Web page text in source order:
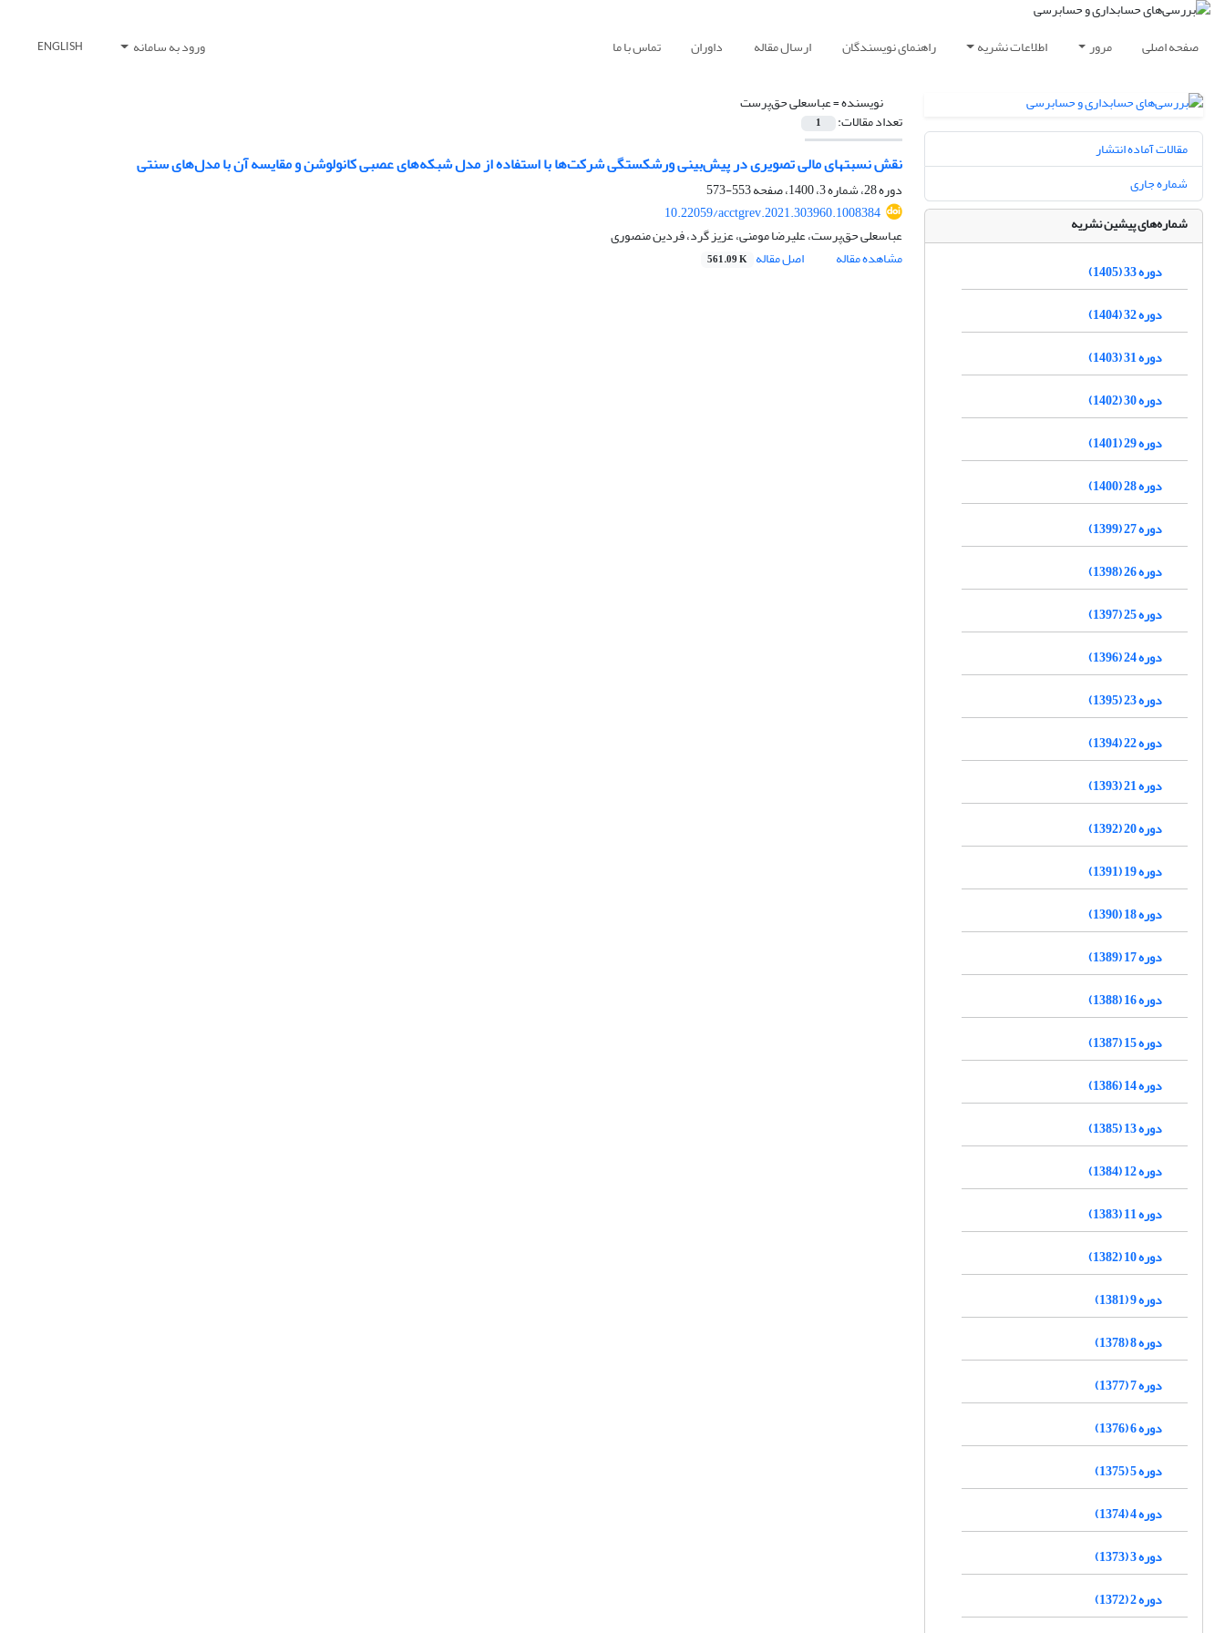
صفحه اصلی مرور اطلاعات نشریه راهنمای نویسندگان ارسال مقاله داوران تماس با ما ورود به سامانه ENGLISH
نویسنده =عباسعلی حق‌پرست
تعداد مقالات: 1
نقش نسبت‎های مالی تصویری در پیش‌بینی ورشکستگی شرکت‌ها با استفاده از مدل شبکه‌های عصبی کانولوشن و مقایسه آن با مدل‌های سنتی
دوره 28، شماره 3، 1400، صفحه
553-573
10.22059/acctgrev.2021.303960.1008384
عباسعلی حق‌پرست، علیرضا مومنی، عزیز گرد، فردین منصوری
مشاهده مقاله
اصل مقاله 561.09 K
مقالات آماده انتشار
شماره جاری
شماره‌های پیشین نشریه
دوره 33 (1405)
دوره 32 (1404)
دوره 31 (1403)
دوره 30 (1402)
دوره 29 (1401)
دوره 28 (1400)
دوره 27 (1399)
دوره 26 (1398)
دوره 25 (1397)
دوره 24 (1396)
دوره 23 (1395)
دوره 22 (1394)
دوره 21 (1393)
دوره 20 (1392)
دوره 19 (1391)
دوره 18 (1390)
دوره 17 (1389)
دوره 16 (1388)
دوره 15 (1387)
دوره 14 (1386)
دوره 13 (1385)
دوره 12 (1384)
دوره 11 (1383)
دوره 10 (1382)
دوره 9 (1381)
دوره 8 (1378)
دوره 7 (1377)
دوره 6 (1376)
دوره 5 (1375)
دوره 4 (1374)
دوره 3 (1373)
دوره 2 (1372)